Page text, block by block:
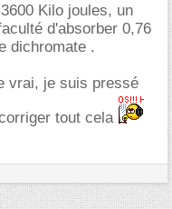
Kilo joules, un
d'absorber 0,76
dichromate .
vrai, je suis pressé
tout cela